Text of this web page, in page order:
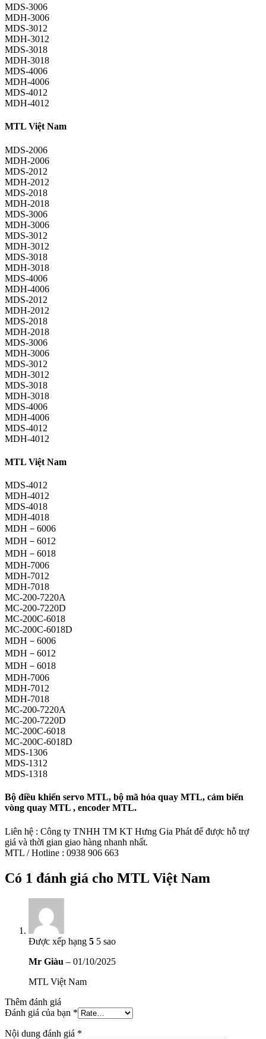
MDS-3006
MDH-3006
MDS-3012
MDH-3012
MDS-3018
MDH-3018
MDS-4006
MDH-4006
MDS-4012
MDH-4012
MTL Việt Nam
MDS-2006
MDH-2006
MDS-2012
MDH-2012
MDS-2018
MDH-2018
MDS-3006
MDH-3006
MDS-3012
MDH-3012
MDS-3018
MDH-3018
MDS-4006
MDH-4006
MDS-2012
MDH-2012
MDS-2018
MDH-2018
MDS-3006
MDH-3006
MDS-3012
MDH-3012
MDS-3018
MDH-3018
MDS-4006
MDH-4006
MDS-4012
MDH-4012
MTL Việt Nam
MDS-4012
MDH-4012
MDS-4018
MDH-4018
MDH－6006
MDH－6012
MDH－6018
MDH-7006
MDH-7012
MDH-7018
MC-200-7220A
MC-200-7220D
MC-200C-6018
MC-200C-6018D
MDH－6006
MDH－6012
MDH－6018
MDH-7006
MDH-7012
MDH-7018
MC-200-7220A
MC-200-7220D
MC-200C-6018
MC-200C-6018D
MDS-1306
MDS-1312
MDS-1318
Bộ điều khiển servo MTL, bộ mã hóa quay MTL, cảm biến
vòng quay MTL , encoder MTL.
Liên hệ : Công ty TNHH TM KT Hưng Gia Phát để được hỗ trợ
giá và thời gian giao hàng nhanh nhất.
MTL / Hotline : 0938 906 663
Có 1 đánh giá cho MTL Việt Nam
Được xếp hạng 5 5 sao
Mr Giàu – 01/10/2025
MTL Việt Nam
Thêm đánh giá
Đánh giá của bạn *
Nội dung đánh giá *